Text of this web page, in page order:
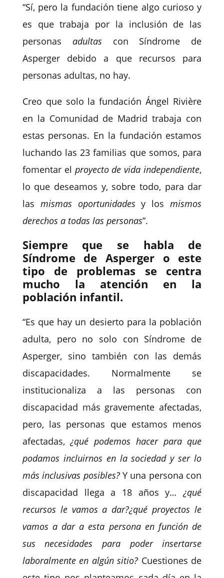
“Sí, pero la fundación tiene algo curioso y
es que trabaja por la inclusión de las
personas adultascon Síndrome de
Asperger debido a que recursos para
personas adultas, no hay.
Creo que solo la fundación Ángel Rivière
en la Comunidad de Madrid trabaja con
estas personas. En la fundación estamos
luchando las 23 familias que somos, para
fomentar el proyecto de vida independiente,
lo que deseamos y, sobre todo, para dar
las mismas oportunidadesy losmismos
derechos a todas las personas”.
Siempre que se habla de
Síndrome de Asperger o este
tipo de problemas se centra
mucho la atención en la
población infantil.
“Es que hay un desierto para la población
adulta, pero no solo con Síndrome de
Asperger, sino también con las demás
discapacidades. Normalmente se
institucionaliza a las personas con
discapacidad más gravemente afectadas,
pero, las personas que estamos menos
afectadas,¿qué podemos hacer para que
podamos incluirnos en la sociedad y ser lo
más inclusivas posibles? Y una persona con
discapacidad llega a 18 años y…¿qué
recursos le vamos a dar?¿qué proyectos le
vamos a dar a esta persona en función de
sus necesidades para poder insertarse
laboralmente en algún sitio? Cuestiones de